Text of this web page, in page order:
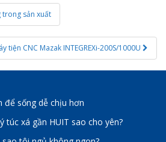
sản xuất
tiện CNC Mazak INTEGREXi-200S/1000U
để sống dễ chịu hơn
túc xá gần HUIT sao cho yên?